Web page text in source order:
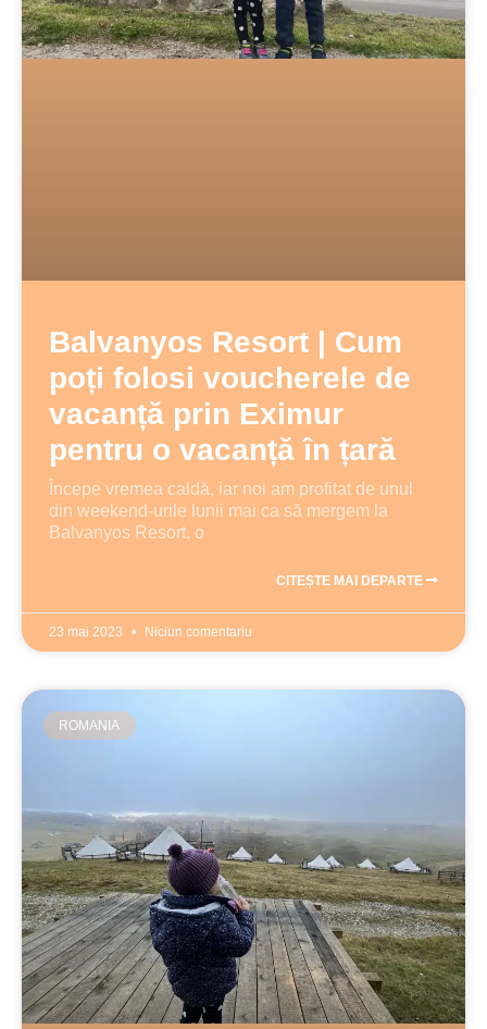
Balvanyos Resort | Cum
poți folosi voucherele de
vacanță prin Eximur
pentru o vacanță în țară
Începe vremea caldă, iar noi am profitat de unul
din weekend-urile lunii mai ca să mergem la
Balvanyos Resort, o
CITEȘTE MAI DEPARTE
23 mai 2023 Niciun comentariu
ROMANIA